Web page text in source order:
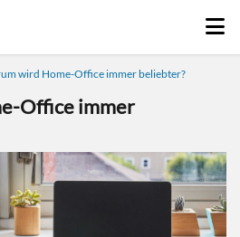
wird Home-Office immer beliebter?
Office immer